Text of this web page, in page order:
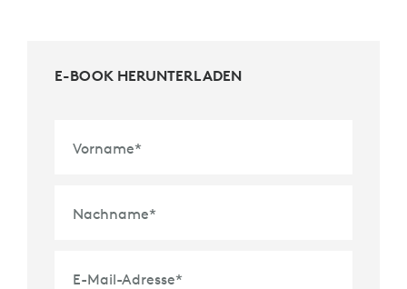
E-BOOK HERUNTERLADEN
Vorname*
Nachname*
E-Mail-Adresse*